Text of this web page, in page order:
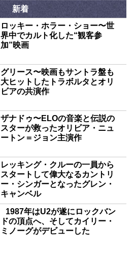
新着
ロッキー・ホラー・ショー〜世
界中でカルト化した“観客参
加”映画
グリース〜映画もサントラ盤も
大ヒットしたトラボルタとオリ
ビアの共演作
ザナドゥ〜ELOの音楽と伝説の
スターが救ったオリビア・ニュ
ートン＝ジョン主演作
レッキング・クルーの一員から
スタートして偉大なるカントリ
ー・シンガーとなったグレン・
キャンベル
1987年はU2が遂にロックバン
ドの頂点へ、そしてカイリー・
ミノーグがデビューした